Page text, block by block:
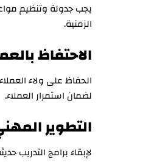
يجب جدولة وتنظيم
الزمنية.
الاحتفاظ
الحفاظ على ولاء
لضمان استمرار العملاء.
التطوير
لإبقاء برامج التدريب